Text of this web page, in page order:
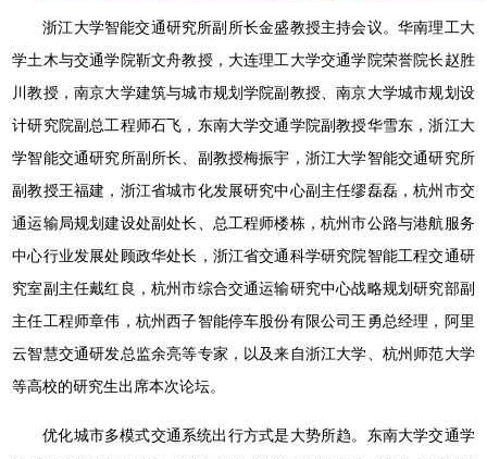
浙江大学智能交通研究所副所长金盛教授主持会议。华南理工大
学土木与交通学院靳文舟教授，大连理工大学交通学院荣誉院长赵胜
川教授，南京大学建筑与城市规划学院副教授、南京大学城市规划设
计研究院副总工程师石飞，东南大学交通学院副教授华雪东，浙江大
学智能交通研究所副所长、副教授梅振宇，浙江大学智能交通研究所
副教授王福建，浙江省城市化发展研究中心副主任缪磊磊，杭州市交
通运输局规划建设处副处长、总工程师楼栋，杭州市公路与港航服务
中心行业发展处顾政华处长，浙江省交通科学研究院智能工程交通研
究室副主任戴红良，杭州市综合交通运输研究中心战略规划研究部副
主任工程师章伟，杭州西子智能停车股份有限公司王勇总经理，阿里
云智慧交通研发总监余亮等专家，以及来自浙江大学、杭州师范大学
等高校的研究生出席本次论坛。
优化城市多模式交通系统出行方式是大势所趋。东南大学交通学